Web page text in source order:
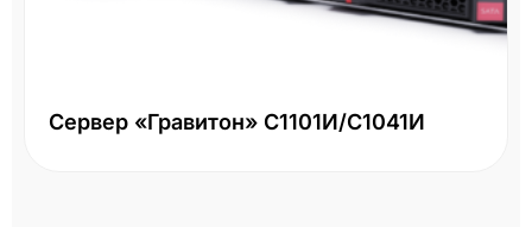
Сервер «Гравитон» С1101И/С1041И